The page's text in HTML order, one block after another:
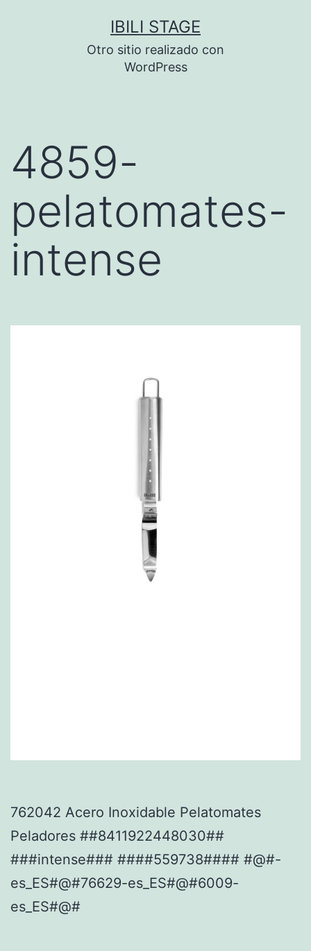
IBILI STAGE
Otro sitio realizado con
WordPress
4859-
pelatomates-
intense
762042 Acero Inoxidable Pelatomates
Peladores ##8411922448030##
###intense### ####559738#### #@#-
es_ES#@#76629-es_ES#@#6009-
es_ES#@#